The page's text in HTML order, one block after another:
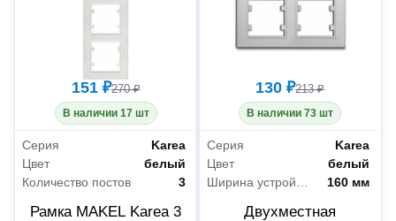
151 ₽270 ₽
В наличии 17 шт
Серия
Karea
Цвет
белый
Количество постов
3
Рамка MAKEL Karea 3
130 ₽213 ₽
В наличии 73 шт
Серия
Karea
Цвет
белый
160 мм
Двухместная